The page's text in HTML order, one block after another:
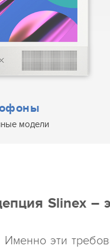
модели
Slinex –
Именно эти